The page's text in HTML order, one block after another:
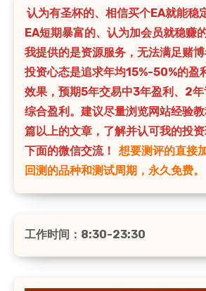
认为有圣杯的、相信买个EA就能稳
EA短期暴富的、认为加会员就稳赚
我提供的是资源服务，无法满足赌
投资心态是追求年均15%-50%的盈
效果，预期5年交易中3年盈利、2
综合盈利。建议尽量浏览网站经验
篇以上的文章，了解并认可我的投
下面的微信交流！
想要测评的直接
回测的品种和测试周期，永久免费。
工作时间：8:30-23:30